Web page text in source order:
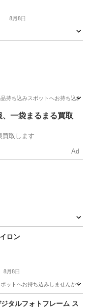
8月8日
込みスポットへお持ち込みし
、一袋まるまる買取
買取します
Ad
ロン
8月8日
へお持ち込みしませんか？
タルフォトフレーム ス